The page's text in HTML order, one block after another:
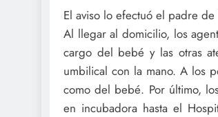
El aviso lo efectuó el padre
Al llegar al domicilio, los
cargo del bebé y las otras
umbilical con la mano. A los
como del bebé. Por último,
en incubadora hasta el